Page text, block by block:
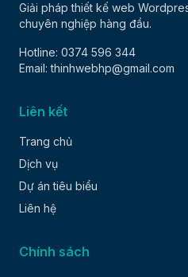
Giải pháp thiết kế web
chuyên nghiệp hàng đầu.
Hotline: 0374 596 344
Email: thinhwebhp@gmail.com
Liên kết
Trang chủ
Dịch vụ
Dự án tiêu biểu
Liên hệ
Chính sách